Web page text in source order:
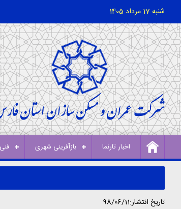
شنبه 17 مرداد 1405
اخبار تارنما بازآفرینی شهری
تاریخ انتشار:98/06/11